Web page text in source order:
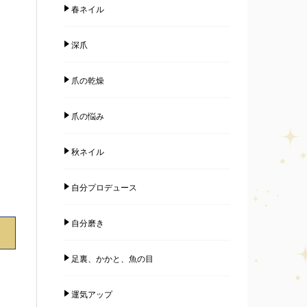
春ネイル
深爪
爪の乾燥
爪の悩み
秋ネイル
自分プロデュース
自分磨き
足裏、かかと、魚の目
運気アップ